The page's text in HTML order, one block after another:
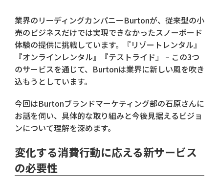
業界のリーディングカンパニーBurtonが、従来型の小
売のビジネスだけでは実現できなかったスノーボード
体験の提供に挑戦しています。『リゾートレンタル』
『オンラインレンタル』『テストライド』 – この3つ
のサービスを通じて、Burtonは業界に新しい風を吹き
込もうとしています。
今回はBurtonブランドマーケティング部の石原さんに
お話を伺い、具体的な取り組みと今後見据えるビジョ
ンについて理解を深めます。
変化する消費行動に応える新サービス
の必要性